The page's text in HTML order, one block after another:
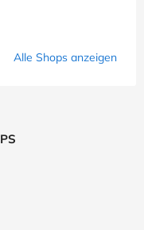
Alle Shops anzeigen